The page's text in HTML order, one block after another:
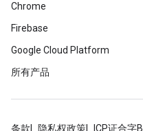
Chrome
Firebase
Google Cloud Platform
所有产品
条款 隐私权政策 ICP证合字